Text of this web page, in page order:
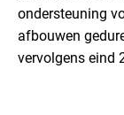
ondersteuning
afbouwen
vervolgens eind